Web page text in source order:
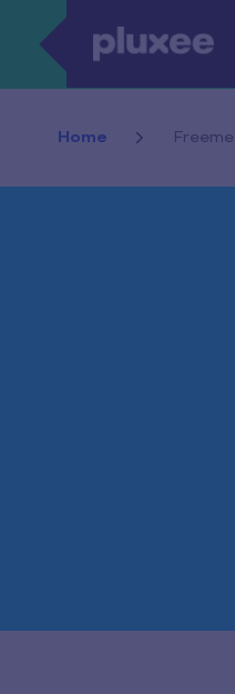
Pasar al contenido
Home